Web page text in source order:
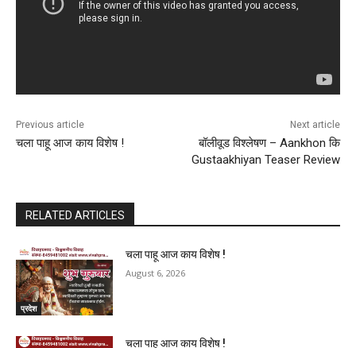
Previous article
चला पाहू आज काय विशेष !
Next article
बॉलीवूड विश्लेषण – Aankhon कि
Gustaakhiyan Teaser Review
RELATED ARTICLES
प्रदेश
चला पाहू आज काय विशेष !
August 6, 2026
चला पाहू आज काय विशेष !